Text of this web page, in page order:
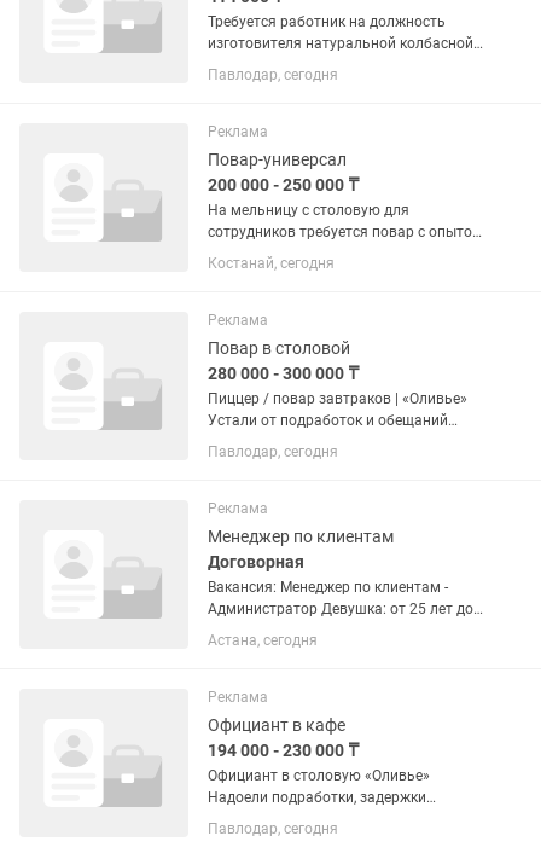
Требуется работник на должность
изготовителя натуральной колбасной
оболочки. Выполняет весь комплекс
операций по разборке и обработке
фабрикат и др. Требования: без...
Павлодар, сегодня
Реклама
Повар-универсал
200 000 - 250 000 ₸
На мельницу с столовую для
сотрудников требуется повар с опытом
работы. Ответственная, чистоплотная
Готовить кушать для работников
Иногда 09.00-20.00 Зп 2 раза в...
Костанай, сегодня
Реклама
Повар в столовой
280 000 - 300 000 ₸
Пиццер / повар завтраков | «Оливье»
Устали от подработок и обещаний
«зарплата потом»? У нас всё по-
взрослому: постоянная работа,
оплата. Готовить пиццу, блины,...
Павлодар, сегодня
Реклама
Менеджер по клиентам
Договорная
Вакансия: Менеджер по клиентам -
Администратор Девушка: от 25 лет до
45 Istina Dance & Sport Academy
приглашает в команду ответственного
Обязанности: • Работа с...
Астана, сегодня
Реклама
Официант в кафе
194 000 - 230 000 ₸
Официант в столовую «Оливье»
Надоели подработки, задержки
зарплаты и обещания «когда-нибудь
оформить»? У нас всё понятно:
Павлодар, сегодня